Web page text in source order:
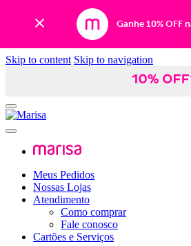
Ganhe 10% OFF
Skip to content Skip to navigation
Meus Pedidos
Nossas Lojas
Atendimento
Como comprar
Fale conosco
Cartões e Serviços